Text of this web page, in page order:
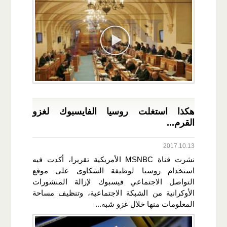
هكذا استغلت روسيا الفايسبوك لغزو
القرم...
2017.10.13
نشرت قناة MSNBC الأمريكية تقريرا، أكدت فيه
استخدام روسيا لوظيفة الشكاوى على موقع
التواصل الاجتماعي فيسبوك لإزالة المنشورات
الأوكرانية من الشبكة الاجتماعية، وتنظيف مساحة
المعلومات منها خلال غزو شبه...